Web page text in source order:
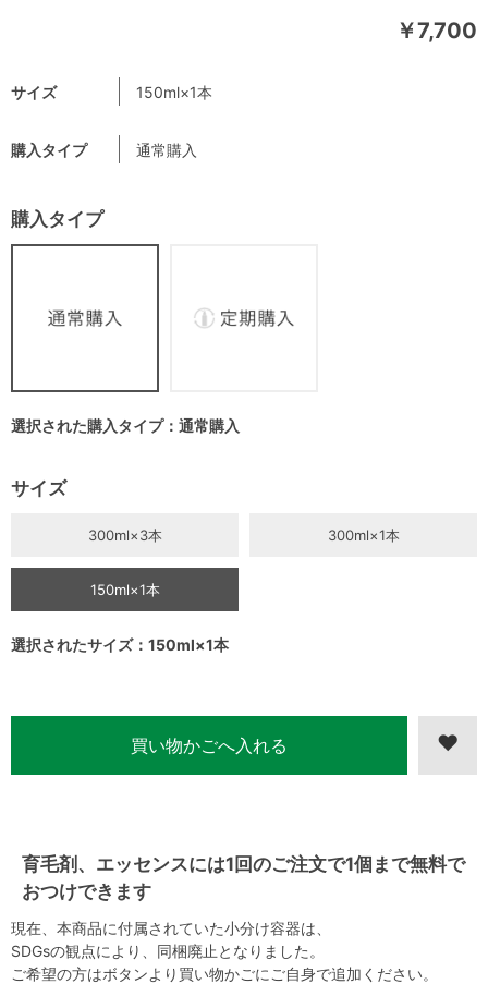
￥7,700
サイズ 150ml×1本
購入タイプ 通常購入
購入タイプ
選択された購入タイプ：通常購入
サイズ
300ml×3本 300ml×1本
150ml×1本
選択されたサイズ：150ml×1本
育毛剤、エッセンスには1回のご注文で1個まで無料で
おつけできます
現在、本商品に付属されていた小分け容器は、
SDGsの観点により、同梱廃止となりました。
ご希望の方はボタンより買い物かごにご自身で追加ください。